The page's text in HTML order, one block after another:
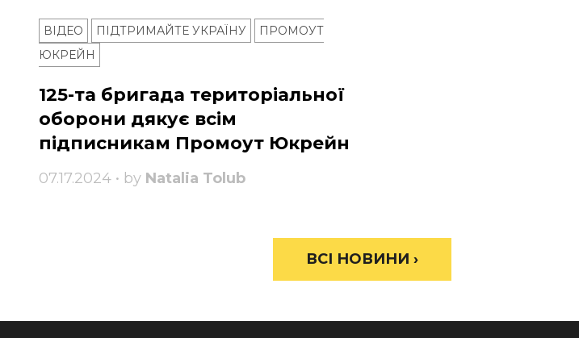
ВІДЕО ПІДТРИМАЙТЕ УКРАЇНУ
ПРОМОУТ
ЮКРЕЙН
125-та бригада територіальної
оборони дякує всім
підписникам Промоут Юкрейн
07.17.2024 • by Natalia Tolub
ВСІ НОВИНИ ›